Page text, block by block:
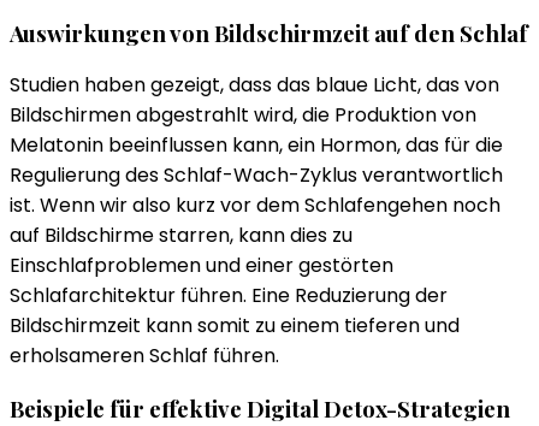
Auswirkungen von Bildschirmzeit auf den Schlaf
Studien haben gezeigt, dass das blaue Licht, das von
Bildschirmen abgestrahlt wird, die Produktion von
Melatonin beeinflussen kann, ein Hormon, das für die
Regulierung des Schlaf-Wach-Zyklus verantwortlich
ist. Wenn wir also kurz vor dem Schlafengehen noch
auf Bildschirme starren, kann dies zu
Einschlafproblemen und einer gestörten
Schlafarchitektur führen. Eine Reduzierung der
Bildschirmzeit kann somit zu einem tieferen und
erholsameren Schlaf führen.
Beispiele für effektive Digital Detox-Strategien